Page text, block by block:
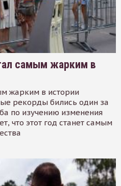
самым жарким в
жарким в истории
рекорды бились один за
по изучению изменения
что этот год станет самым